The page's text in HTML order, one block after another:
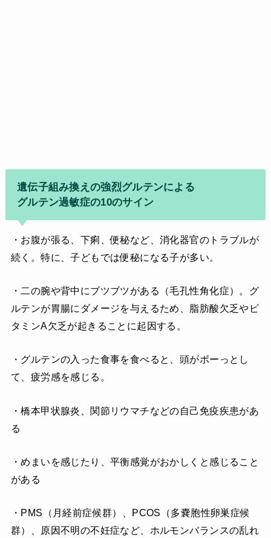
遺伝子組み換えの強烈グルテンによる
グルテン過敏症の10のサイン
・お腹が張る、下痢、便秘など、消化器官のトラブルが
続く。特に、子どもでは便秘になる子が多い。
・二の腕や背中にブツブツがある（毛孔性角化症）。グ
ルテンが胃腸にダメージを与えるため、脂肪酸欠乏やビ
タミンA欠乏が起きることに起因する。
・グルテンの入った食事を食べると、頭がボーっとし
て、疲労感を感じる。
・橋本甲状腺炎、関節リウマチなどの自己免疫疾患があ
る
・めまいを感じたり、平衡感覚がおかしくと感じること
がある
・PMS（月経前症候群）、PCOS（多嚢胞性卵巣症候
群）、原因不明の不妊症など、ホルモンバランスの乱れ